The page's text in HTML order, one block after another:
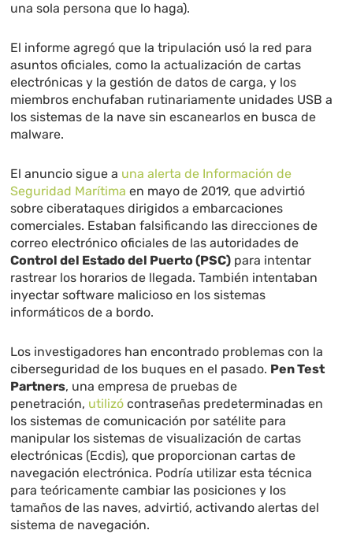
una sola persona que lo haga).
El informe agregó que la tripulación usó la red para
asuntos oficiales, como la actualización de cartas
electrónicas y la gestión de datos de carga, y los
miembros enchufaban rutinariamente unidades USB a
los sistemas de la nave sin escanearlos en busca de
malware.
El anuncio sigue a una alerta de Información de
Seguridad Marítima en mayo de 2019, que advirtió
sobre ciberataques dirigidos a embarcaciones
comerciales. Estaban falsificando las direcciones de
correo electrónico oficiales de las autoridades de
Control del Estado del Puerto (PSC) para intentar
rastrear los horarios de llegada. También intentaban
inyectar software malicioso en los sistemas
informáticos de a bordo.
Los investigadores han encontrado problemas con la
ciberseguridad de los buques en el pasado. Pen Test
Partners, una empresa de pruebas de
penetración, utilizó contraseñas predeterminadas en
los sistemas de comunicación por satélite para
manipular los sistemas de visualización de cartas
electrónicas (Ecdis), que proporcionan cartas de
navegación electrónica. Podría utilizar esta técnica
para teóricamente cambiar las posiciones y los
tamaños de las naves, advirtió, activando alertas del
sistema de navegación.